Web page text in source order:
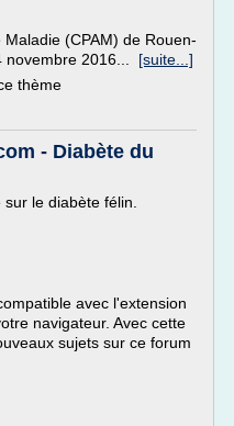
(CPAM) de Rouen-
novembre 2016... [suite...]
thème
- Diabète du
le diabète félin.
avec l'extension
navigateur. Avec cette
sujets sur ce forum